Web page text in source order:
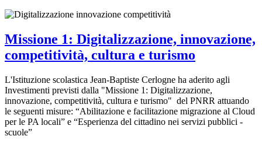
Missione 1: Digitalizzazione, innovazione,
competitività, cultura e turismo
L'Istituzione scolastica Jean-Baptiste Cerlogne ha aderito agli
Investimenti previsti dalla "Missione 1: Digitalizzazione,
innovazione, competitività, cultura e turismo" del PNRR attuando
le seguenti misure: “Abilitazione e facilitazione migrazione al Cloud
per le PA locali” e “Esperienza del cittadino nei servizi pubblici -
scuole”